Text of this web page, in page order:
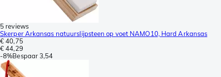
5 reviews
Skerper Arkansas natuurslijpsteen op voet NAMO10, Hard Arkansas
€ 40,75
€ 44,29
-8%Bespaar3,54